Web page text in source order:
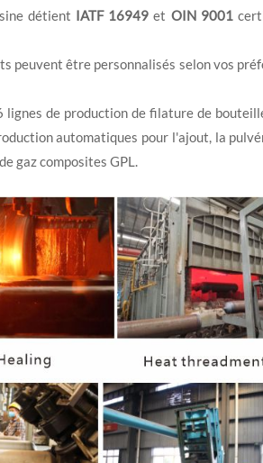
détient IATF 16949 et OIN 9001
peuvent être personnalisés selon vos
lignes de production de filature de
automatiques pour l'ajout, la
gaz composites GPL.